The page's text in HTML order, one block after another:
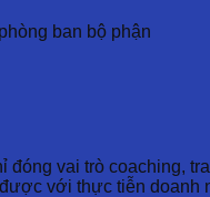
ban bộ phận
vai trò coaching,
với thực tiễn doanh